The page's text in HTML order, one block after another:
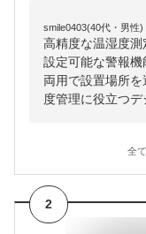
smile0403(40代・男性)
高精度な温湿度測
設定可能な警報
両用で設置場所
度管理に役立つデ
全
2